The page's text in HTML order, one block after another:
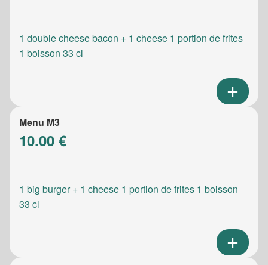
1 double cheese bacon + 1 cheese 1 portion de frites
1 boisson 33 cl
Menu M3
10.00 €
1 big burger + 1 cheese 1 portion de frites 1 boisson
33 cl